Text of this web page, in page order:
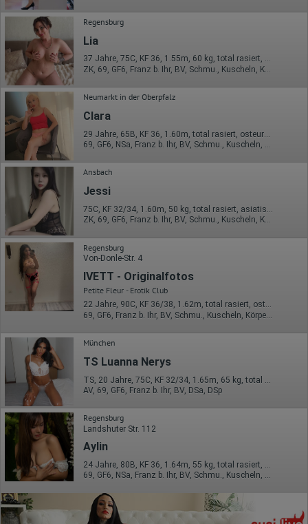
Regensburg
Lia
37 Jahre, 75C, KF 36, 1.55m, 60 kg, total rasiert, osteuropäisch
Neumarkt in der Oberpfalz
Clara
69, GF6, NSa, Franz b. Ihr, BV, Schmu., Kuscheln, Körperküs.
Ansbach
Jessi
75C, KF 32/34, 1.60m, 50 kg, total rasiert, asiatisch
ZK, 69, GF6, Franz b. Ihr, BV, Schmu., Kuscheln, Körperküs.
Regensburg
Von-Donle-Str. 4
IVETT - Originalfotos
Petite Fleur - Erotik Club
22 Jahre, 90C, KF 36/38, 1.62m, total rasiert, osteuropäisch
München
TS Luanna Nerys
AV, 69, GF6, Franz b. Ihr, BV, DSa, DSp
Regensburg
Landshuter Str. 112
Aylin
24 Jahre, 80B, KF 36, 1.64m, 55 kg, total rasiert, asiatisch
69, GF6, NSa, Franz b. Ihr, BV, Schmu., Kuscheln, Körperküs.